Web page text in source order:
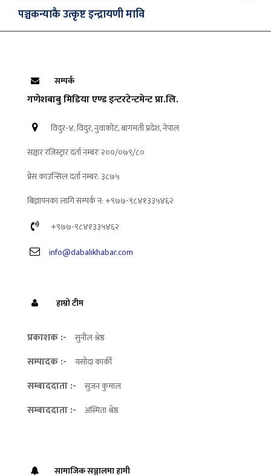
पञ्चकन्याकै उत्कृष्ट इन्द्रायणी मावि
सम्पर्क
गणेशबाबु मिडिया एण्ड इन्टरटेन्टमेन्ट प्रा.लि.
विदुर-४, विदुर, नुवाकोट, बागमती प्रदेश, नेपाल
सञ्चार रजिस्ट्रार दर्ता नम्बरः २००/०७९/८०
प्रेस काउन्सिल दर्ता नम्बर: ३८७५
बिज्ञापनका लागि सम्पर्क न: +९७७-९८४१३३५४६२
+९७७-९८४१३३५४६२
info@dabalikhabar.com
हाम्रो टीम
प्रकाशक :- सुनील श्रेष्ठ
सम्पादक :- यसोदा कार्की
सम्बाददाता :- सुजन कुमाल
सम्बाददाता :- अस्मिता श्रेष्ठ
सामाजिक सञ्जालमा हामी